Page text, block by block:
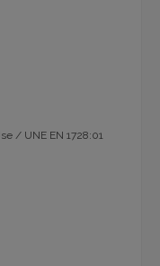
/ UNE EN 1728:01